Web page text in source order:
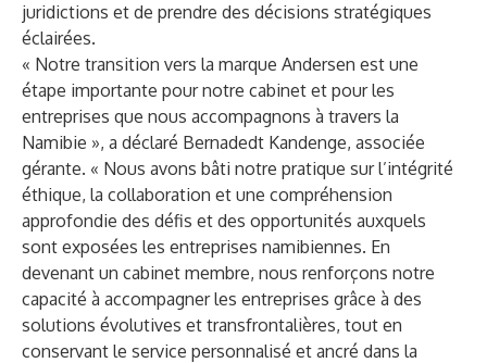
juridictions et de prendre des décisions stratégiques
éclairées.
« Notre transition vers la marque Andersen est une
étape importante pour notre cabinet et pour les
entreprises que nous accompagnons à travers la
Namibie », a déclaré Bernadedt Kandenge, associée
gérante. « Nous avons bâti notre pratique sur l’intégrité
éthique, la collaboration et une compréhension
approfondie des défis et des opportunités auxquels
sont exposées les entreprises namibiennes. En
devenant un cabinet membre, nous renforçons notre
capacité à accompagner les entreprises grâce à des
solutions évolutives et transfrontalières, tout en
conservant le service personnalisé et ancré dans la